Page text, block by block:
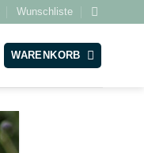
Wunschliste
WARENKORB